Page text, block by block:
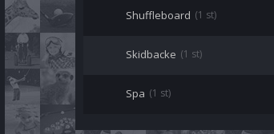
Shuffleboard (1 st)
Skidbacke (1 st)
Spa (1 st)